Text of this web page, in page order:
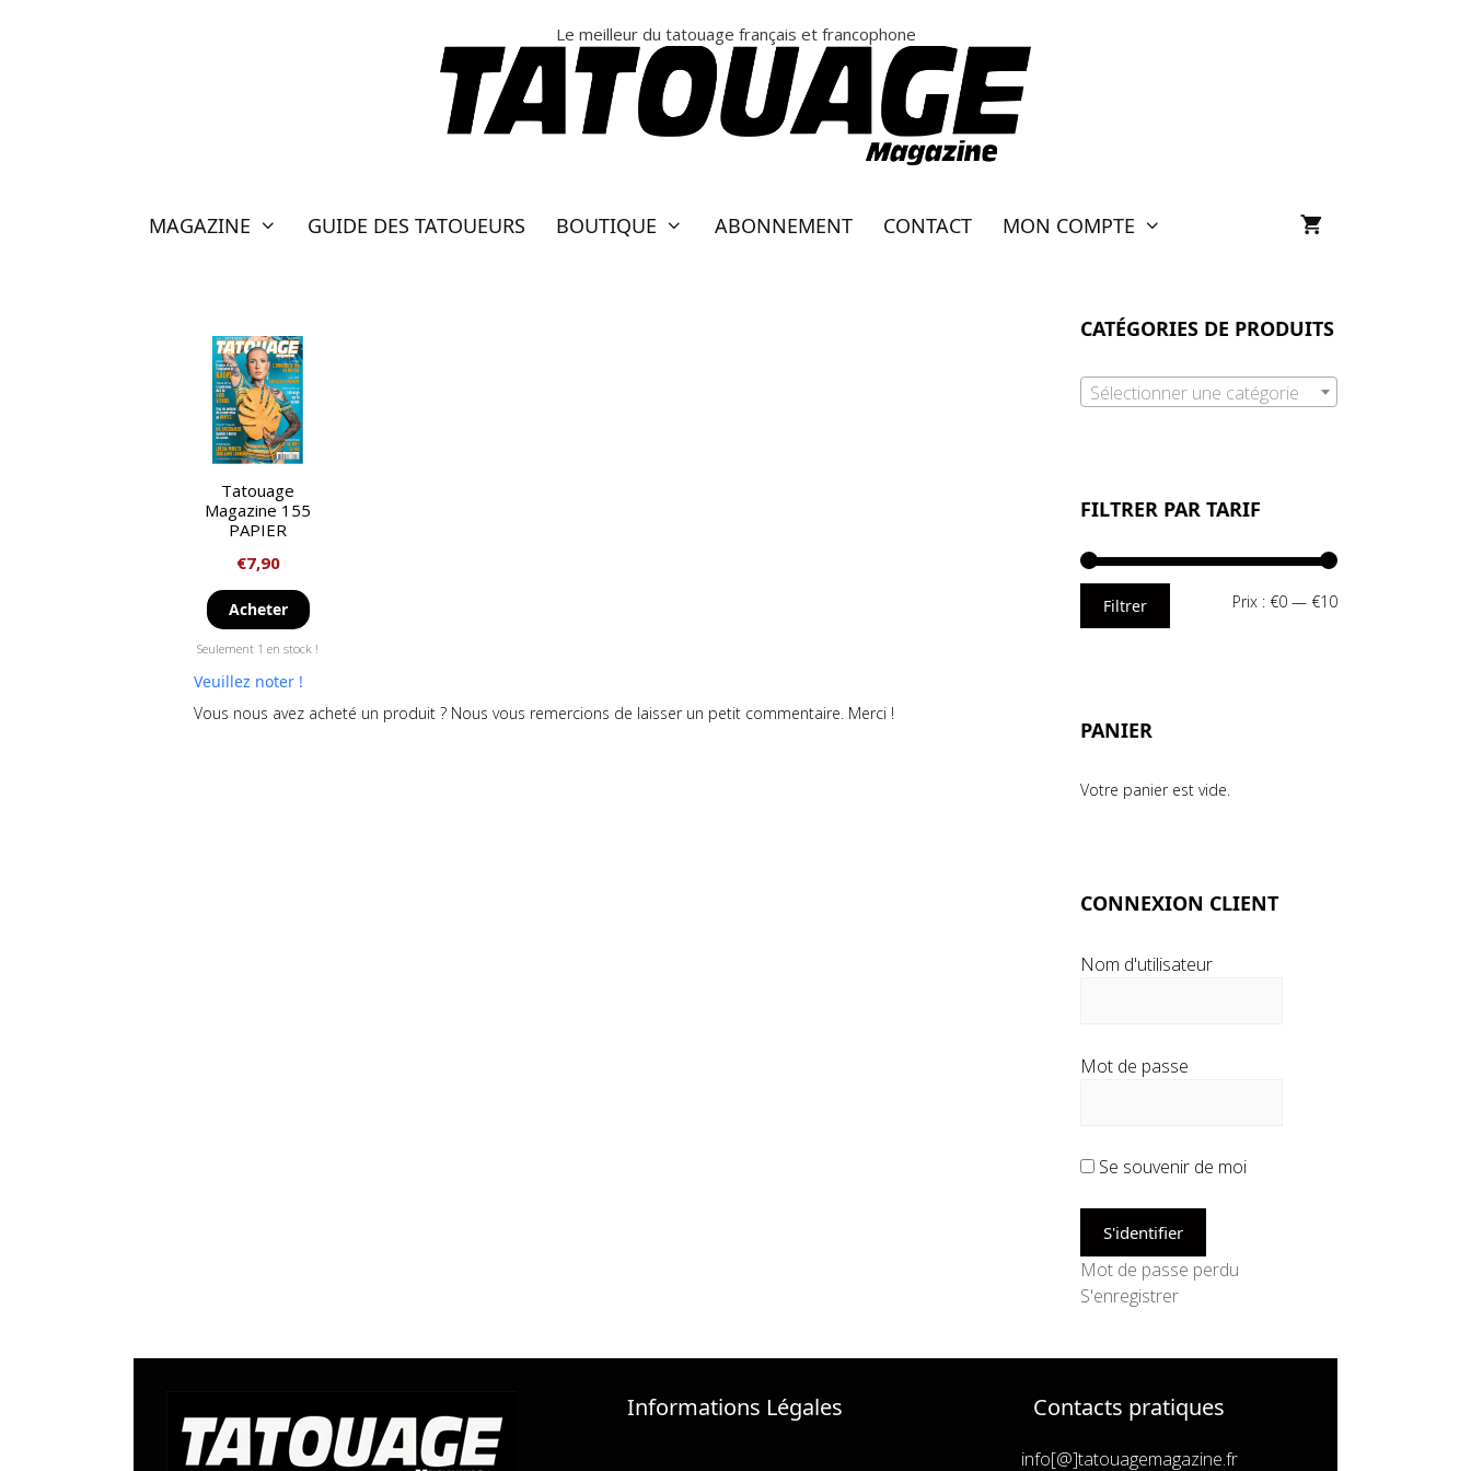
Le meilleur du tatouage français et francophone
MAGAZINE GUIDE DES TATOUEURS BOUTIQUE ABONNEMENT CONTACT MON COMPTE
Tatouage
Magazine 155
PAPIER
€7,90
Acheter
Seulement 1 en stock !
Veuillez noter !
Vous nous avez acheté un produit ? Nous vous remercions de laisser un petit commentaire. Merci !
CATÉGORIES DE PRODUITS
Sélectionner une catégorie
FILTRER PAR TARIF
Prix
Prix
Filtrer Prix : €0 — €10
PANIER
Votre panier est vide.
CONNEXION CLIENT
Nom d'utilisateur
Mot de passe
Se souvenir de moi
Mot de passe perdu
S'enregistrer
Informations Légales Contacts pratiques
info[@]tatouagemagazine.fr